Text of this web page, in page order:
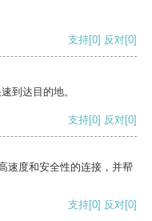
支持[0] 反对[0]
到达目的地。
支持[0] 反对[0]
速度和安全性的连接，并帮
支持[0] 反对[0]